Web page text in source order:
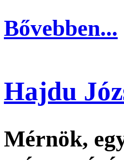
Bővebben...
Hajdu
Mérnök,